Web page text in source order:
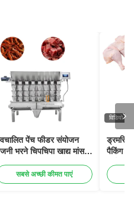
पेंच फीडर संयोजन
भरने चिपचिपा खाद्य मांस
सबसे अच्छी कीमत पाएं
विडियो
पैकिंग